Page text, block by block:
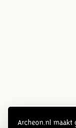
Archeon.nl maakt